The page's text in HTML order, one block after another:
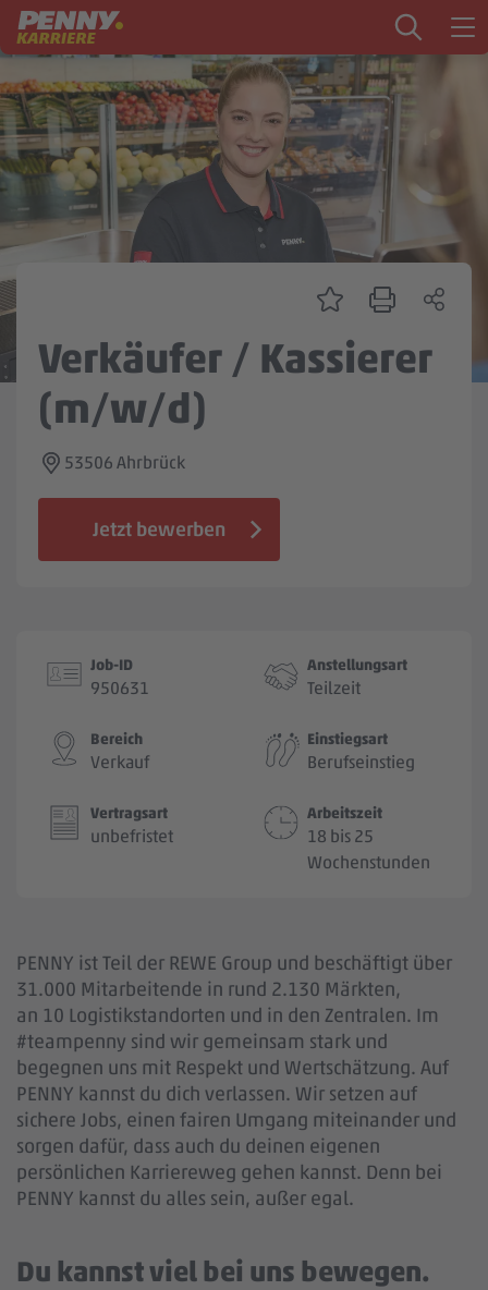
Zum Inhalt springen
Startseite
PENNY als Arbeitgeber
Ausbildung
Markt
Zentrale & Vertrieb
Mein Kandidat:innenprofil
Jobbörse
Verkäufer / Kassierer
(m/w/d)
53506 Ahrbrück
Jetzt bewerben
Job-ID
950631
Anstellungsart
Teilzeit
Bereich
Verkauf
Einstiegsart
Berufseinstieg
Vertragsart
unbefristet
Arbeitszeit
18 bis 25
Wochenstunden
PENNY ist Teil der REWE Group und beschäftigt über
31.000 Mitarbeitende in rund 2.130 Märkten,
an 10 Logistikstandorten und in den Zentralen. Im
#teampenny sind wir gemeinsam stark und
begegnen uns mit Respekt und Wertschätzung. Auf
PENNY kannst du dich verlassen. Wir setzen auf
sichere Jobs, einen fairen Umgang miteinander und
sorgen dafür, dass auch du deinen eigenen
persönlichen Karriereweg gehen kannst. Denn bei
PENNY kannst du alles sein, außer egal.
Du kannst viel bei uns bewegen.